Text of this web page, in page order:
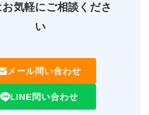
お気軽にご相談くださ
い
メール問い合わせ
LINE問い合わせ